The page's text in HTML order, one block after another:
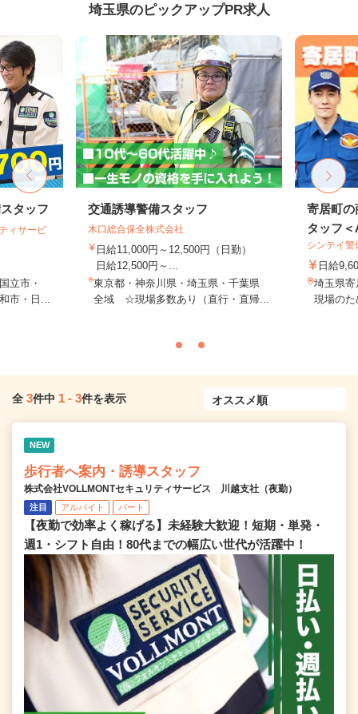
埼玉県のピックアップPR求人
タッフ
ィサービ
立市・
市・日...
交通誘導警備スタッフ
木口総合保全株式会社
日給11,000円～12,500円（日勤）
日給12,500円～...
東京都・神奈川県・埼玉県・千葉県
全域 ☆現場多数あり（直行・直帰...
寄居町の
タッフ＜
シンテイ
日給
埼玉県
現場の
全 3件中 1 - 3件を表示
NEW
歩行者へ案内・誘導スタッフ
株式会社VOLLMONTセキュリティサービス 川越支社（夜勤）
注目 アルバイト パート
【夜勤で効率よく稼げる】未経験大歓迎！短期・単発・
週1・シフト自由！80代までの幅広い世代が活躍中！